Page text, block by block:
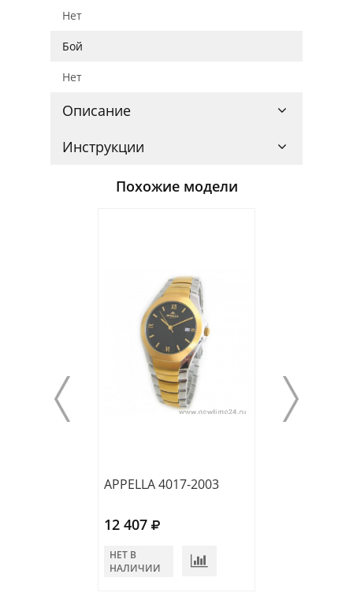
Нет
Бой
Нет
Описание
Инструкции
Похожие модели
APPELLA 4017-2003
12 407
НЕТ В
НАЛИЧИИ